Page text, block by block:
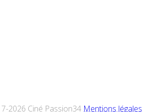
2026 Ciné Passion34 Mentions légales